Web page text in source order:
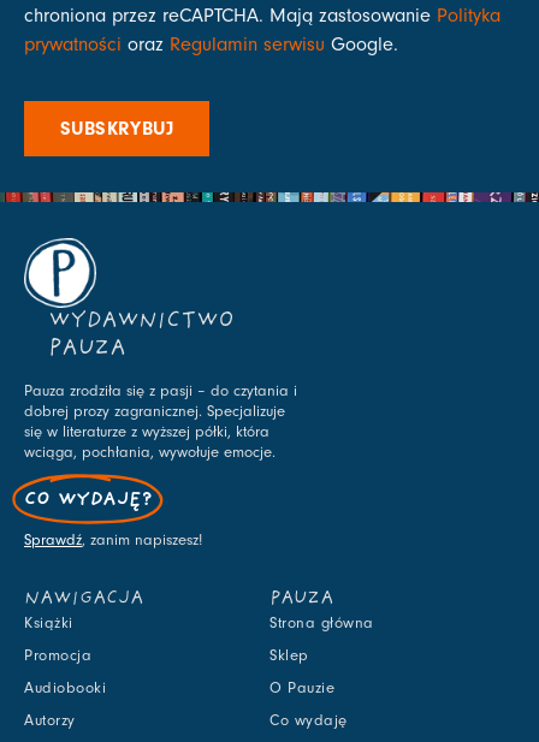
chroniona przez reCAPTCHA. Mają zastosowanie Polityka
prywatności oraz Regulamin serwisu Google.
SUBSKRYBUJ
WYDAWNICTWO
PAUZA
Pauza zrodziła się z pasji – do czytania i
dobrej prozy zagranicznej. Specjalizuje
się w literaturze z wyższej półki, która
wciąga, pochłania, wywołuje emocje.
CO WYDAJĘ?
Sprawdź, zanim napiszesz!
NAWIGACJA
Książki
Promocja
Audiobooki
Autorzy
PAUZA
Strona główna
Sklep
O Pauzie
Co wydaję